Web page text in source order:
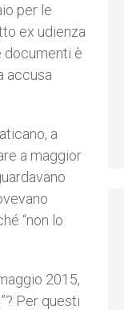
per le
ex udienza
documenti è
accusa
a
a maggior
“non lo
2015,
Per questi